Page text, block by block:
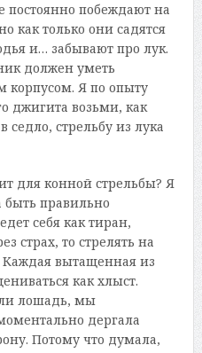
постоянно побеждают на
как только они садятся
и… забывают про лук.
должен уметь
корпусом. Я по опыту
джигита возьми, как
седло, стрельбу из лука
для конной стрельбы? Я
правильно
себя как тиран,
страх, то стрелять на
Каждая вытащенная из
как хлыст.
лошадь, мы
дергала
Потому что думала,